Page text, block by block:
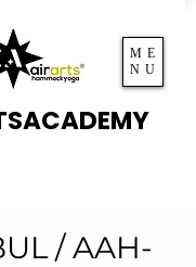
ME
NU
/ AAH-